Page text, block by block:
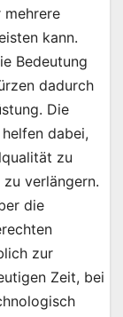
mehrere
kann.
Bedeutung
dadurch
Die
dabei,
zu
verlängern.
die
zur
Zeit, bei